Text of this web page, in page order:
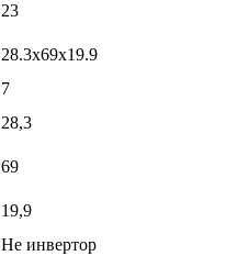
23
28.3x69x19.9
7
28,3
69
19,9
Не инвертор